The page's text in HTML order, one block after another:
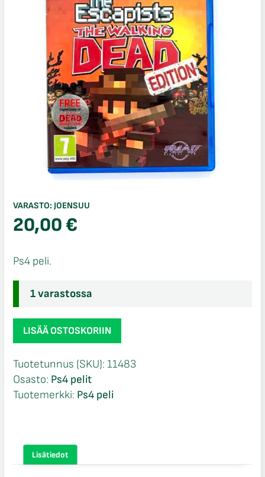
VARASTO: JOENSUU
20,00€
Ps4 peli.
1 varastossa
The
Escapist
Walking
Dead
Edition
LISÄÄ OSTOSKORIIN
Tuotetunnus (SKU): 11483
Osasto: Ps4 pelit
Tuotemerkki: Ps4 peli
Lisätiedot